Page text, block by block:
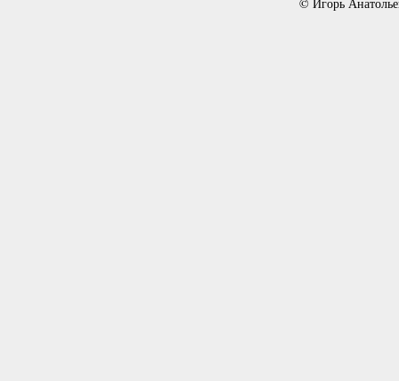
© Игорь